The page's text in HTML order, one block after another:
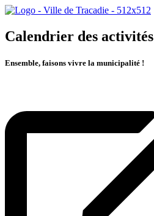
Calendrier des activités
Ensemble, faisons vivre la municipalité !